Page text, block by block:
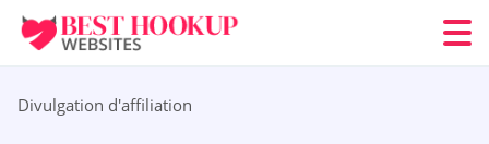
Divulgation d'affiliation